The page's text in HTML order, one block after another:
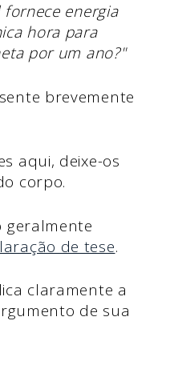
fornece energia
hora para
por um ano?"
brevemente
aqui, deixe-os
corpo.
geralmente
de tese.
claramente a
de sua